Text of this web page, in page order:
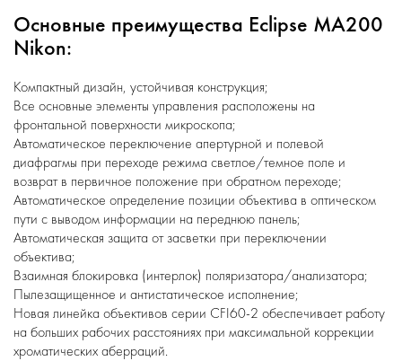
Основные преимущества Eclipse MA200
Nikon:
Компактный дизайн, устойчивая конструкция;
Все основные элементы управления расположены на
фронтальной поверхности микроскопа;
Автоматическое переключение апертурной и полевой
диафрагмы при переходе режима светлое/темное поле и
возврат в первичное положение при обратном переходе;
Автоматическое определение позиции объектива в оптическом
пути с выводом информации на переднюю панель;
Автоматическая защита от засветки при переключении
объектива;
Взаимная блокировка (интерлок) поляризатора/анализатора;
Пылезащищенное и антистатическое исполнение;
Новая линейка объективов серии CFI60-2 обеспечивает работу
на больших рабочих расстояниях при максимальной коррекции
хроматических аберраций.